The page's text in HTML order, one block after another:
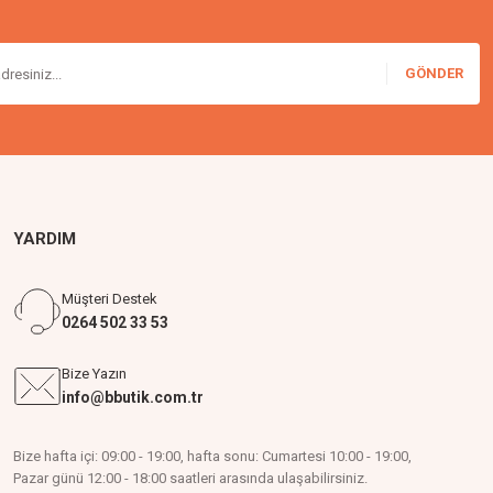
GÖNDER
YARDIM
Müşteri Destek
0264 502 33 53
Bize Yazın
info@bbutik.com.tr
Bize hafta içi: 09:00 - 19:00, hafta sonu: Cumartesi 10:00 - 19:00,
Pazar günü 12:00 - 18:00 saatleri arasında ulaşabilirsiniz.